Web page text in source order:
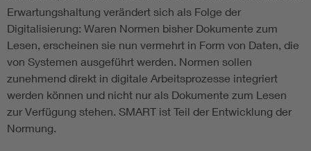
Erwartungshaltung verändert sich als Folge der
Digitalisierung: Waren Normen bisher Dokumente zum
Lesen, erscheinen sie nun vermehrt in Form von Daten, die
von Systemen ausgeführt werden. Normen sollen
zunehmend direkt in digitale Arbeitsprozesse integriert
werden können und nicht nur als Dokumente zum Lesen
zur Verfügung stehen. SMART ist Teil der Entwicklung der
Normung.